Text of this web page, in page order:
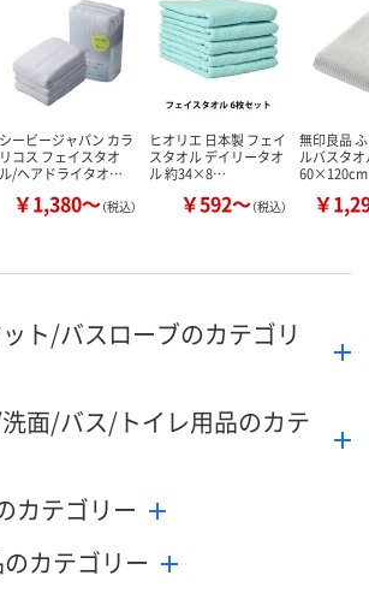
カ
シービージャパン カラ
リコス フェイスタオ
ル/ヘアドライタオ…
￥1,380～（税込）
ヒオリエ 日本製 フェイ
スタオル デイリータオ
ル 約34×8…
￥592～（税込）
無印良品
ルバスタオ
￥
ト/バスローブのカテゴリ
面/バス/トイレ用品のカテ
カテゴリー
のカテゴリー